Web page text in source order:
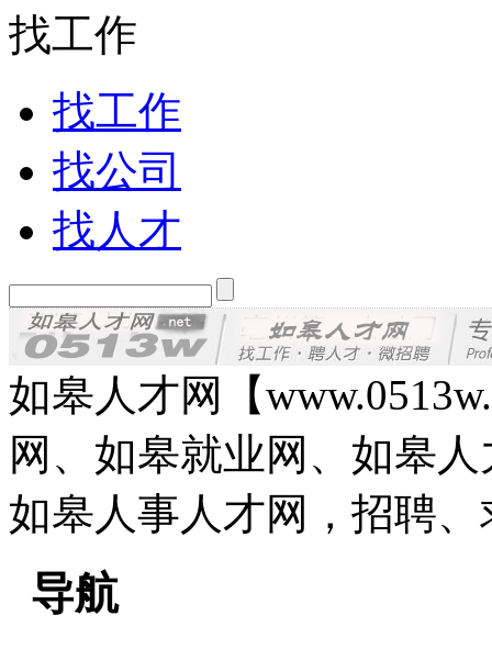
找工作
找工作
找公司
找人才
如皋人才网【
网、如皋就业网、如皋
如皋人事人才网，招聘
导航